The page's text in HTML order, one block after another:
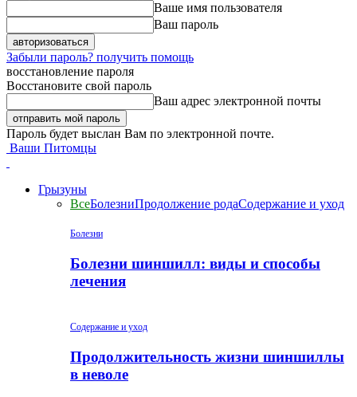
Ваше имя пользователя
Ваш пароль
Забыли пароль? получить помощь
восстановление пароля
Восстановите свой пароль
Ваш адрес электронной почты
Пароль будет выслан Вам по электронной почте.
Ваши Питомцы
Грызуны
ВсеБолезниПродолжение родаСодержание и уход
Болезни
Болезни шиншилл: виды и способы
лечения
Содержание и уход
Продолжительность жизни шиншиллы
в неволе